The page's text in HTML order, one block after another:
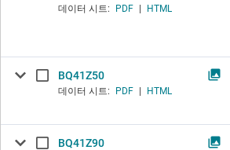
데이터 시트:
PDF HTML
BQ41Z50
데이터 시트: PDF HTML
BQ41Z90